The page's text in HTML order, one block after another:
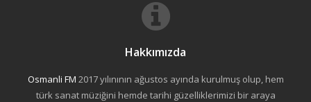
Hakkımızda
Osmanli FM 2017 yılınının ağustos ayında kurulmuş olup, hem
türk sanat müziğini hemde tarihi güzelliklerimizi bir araya